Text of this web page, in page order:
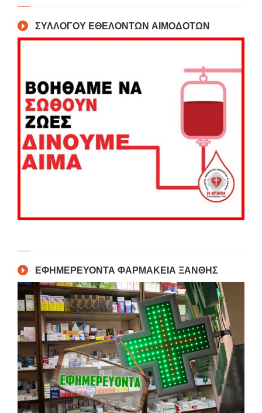
ΣΥΛΛΟΓΟΥ ΕΘΕΛΟΝΤΩΝ ΑΙΜΟΔΟΤΩΝ
ΕΦΗΜΕΡΕΥΟΝΤΑ ΦΑΡΜΑΚΕΙΑ ΞΑΝΘΗΣ